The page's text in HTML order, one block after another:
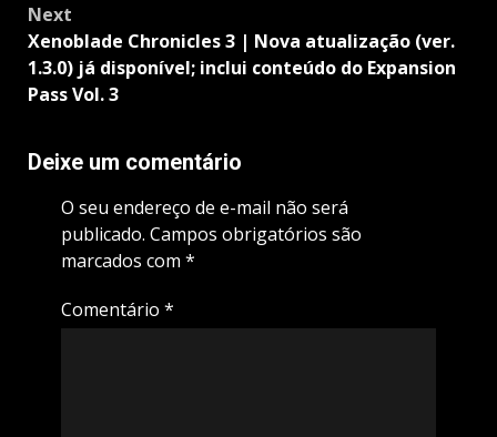
Next
Xenoblade Chronicles 3 | Nova atualização (ver.
1.3.0) já disponível; inclui conteúdo do Expansion
Pass Vol. 3
Deixe um comentário
O seu endereço de e-mail não será
publicado. Campos obrigatórios são
marcados com *
Comentário *